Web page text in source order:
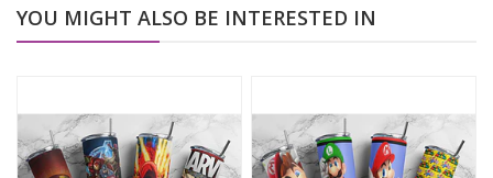
YOU MIGHT ALSO BE INTERESTED IN